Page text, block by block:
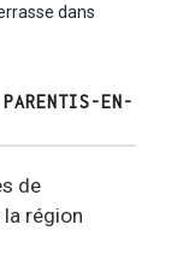
dans
EN-
de
région